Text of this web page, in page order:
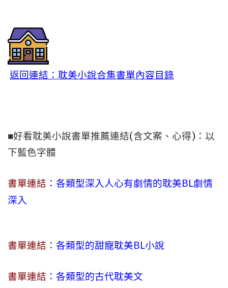
返回連結：耽美小說合集書單內容目錄
■好看耽美小說書單推薦連結(含文案、心得)：以
下藍色字體
書單連結 ：各類型深入人心有劇情的耽美BL劇情
深入
書單連結 ：各類型的甜寵耽美BL小說
書單連結 ：各類型的古代耽美文